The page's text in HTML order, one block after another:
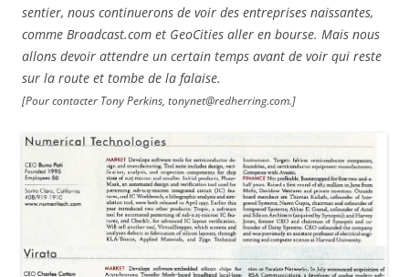
sentier, nous continuerons de voir des entreprises naissantes,
comme Broadcast.com et GeoCities aller en bourse. Mais nous
allons devoir attendre un certain temps avant de voir qui reste
sur la route et tombe de la falaise.
[Pour contacter Tony Perkins, tonynet@redherring.com.]